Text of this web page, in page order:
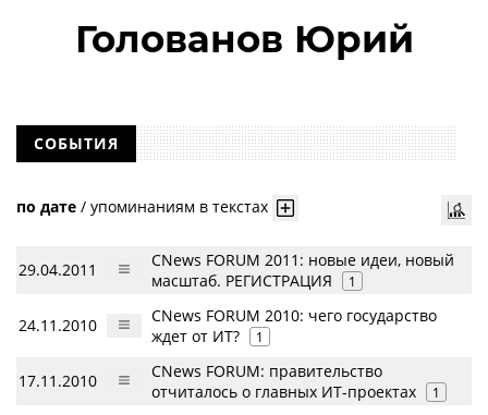
Голованов Юрий
СОБЫТИЯ
по дате / упоминаниям в текстах
29.04.2011
CNews FORUM 2011: новые идеи, новый
масштаб. РЕГИСТРАЦИЯ
1
24.11.2010
CNews FORUM 2010: чего государство
ждет от ИТ?
1
17.11.2010
CNews FORUM: правительство
отчиталось о главных ИТ-проектах
1